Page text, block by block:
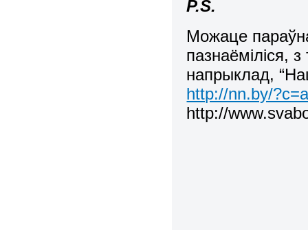
P.S.
Можаце
пазнаёміліся,
напрыклад,
http://nn.by/
http://